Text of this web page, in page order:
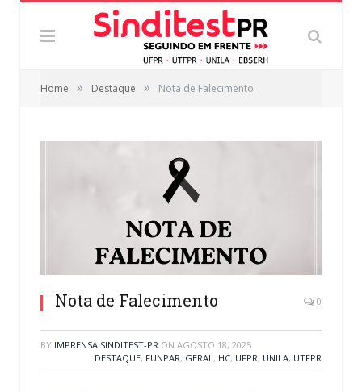
Home » Destaque » Nota de Falecimento
Nota de Falecimento 0
BY IMPRENSA SINDITEST-PR ON AGOSTO 18, 2025
DESTAQUE, FUNPAR, GERAL, HC, UFPR, UNILA, UTFPR